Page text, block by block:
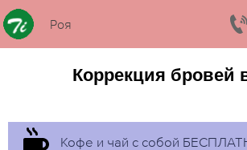
Роя
Коррекция бровей
Кофе и чай с собой